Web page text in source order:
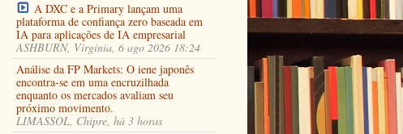
A DXC e a Primary lançam uma
plataforma de confiança zero baseada em
IA para aplicações de IA empresarial
ASHBURN, Virgínia, 6 ago 2026 18:24
Análise da FP Markets: O iene japonês
encontra-se em uma encruzilhada
enquanto os mercados avaliam seu
próximo movimento.
LIMASSOL, Chipre, há 3 horas